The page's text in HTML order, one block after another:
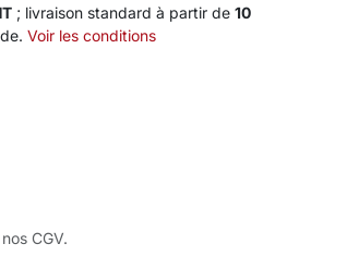
; livraison standard à partir de 10
Voir les conditions
CGV.